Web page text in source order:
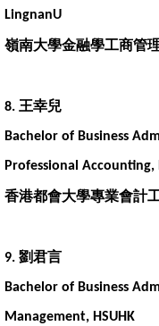
LingnanU
嶺南大學金融學工商管
8. 王幸兒
Bachelor of Business
Professional Accounting,
香港都會大學專業會計
9. 劉君言
Bachelor of Business
Management, HSUHK